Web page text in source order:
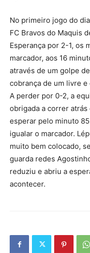
No primeiro jogo do
FC Bravos do Maquis
Esperança por 2-1, os
marcador, aos 16
através de um golpe
cobrança de um livre
A perder por 0-2, a
obrigada a correr
esperar pelo minuto
igualar o marcador.
muito bem colocado,
guarda redes
reduziu e abriu a
acontecer.